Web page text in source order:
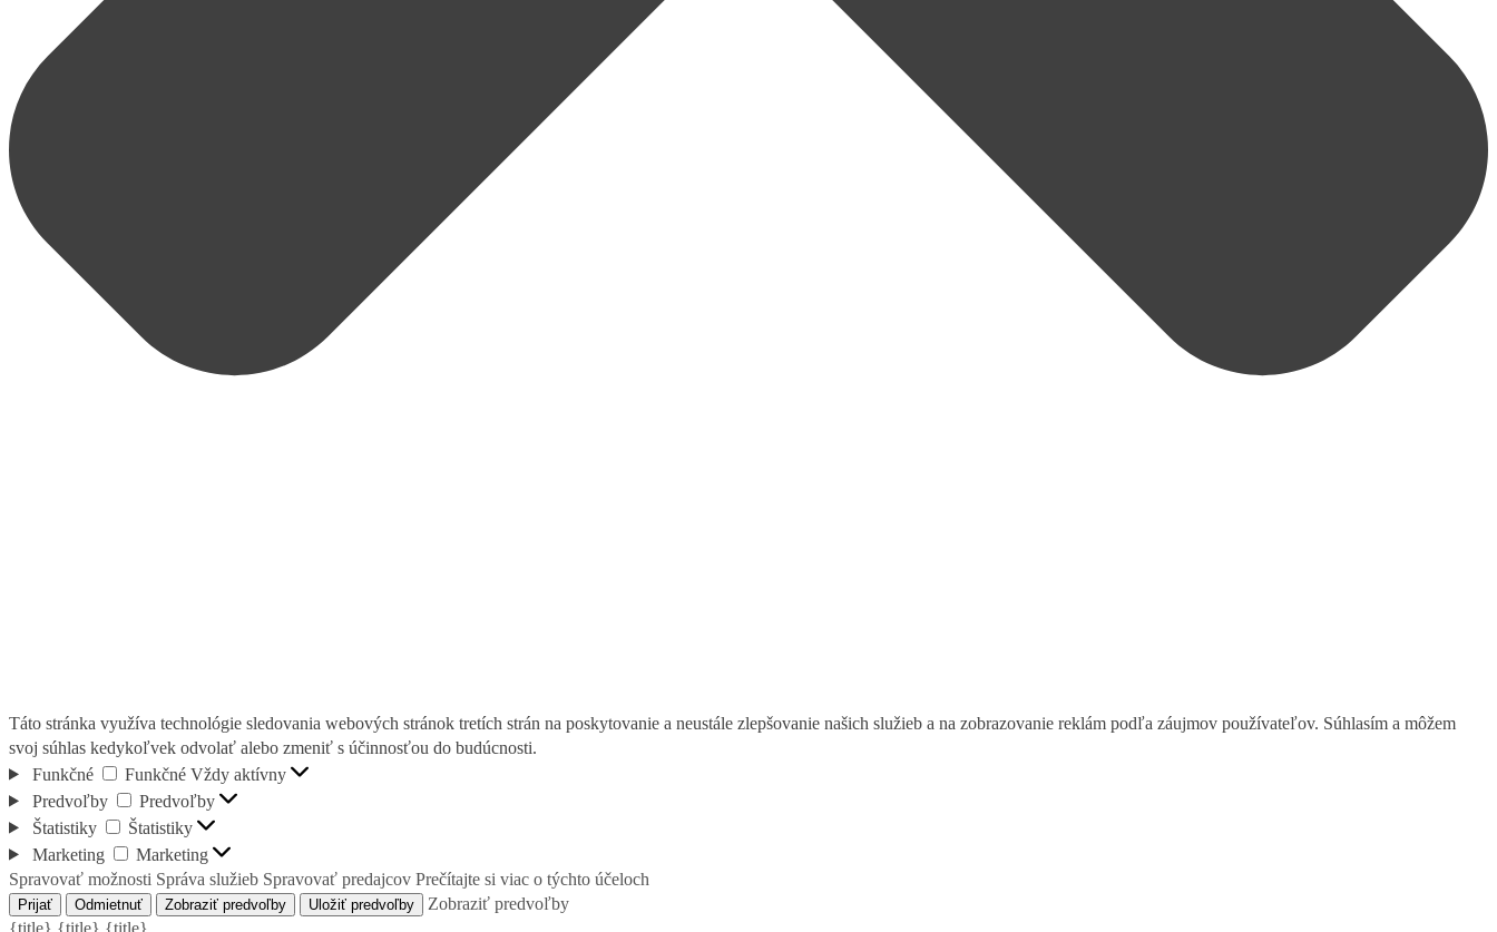
Táto stránka využíva technológie sledovania webových stránok tretích strán na poskytovanie a neustále zlepšovanie našich služieb a na zobrazovanie reklám podľa záujmov používateľov. Súhlasím a môžem
svoj súhlas kedykoľvek odvolať alebo zmeniť s účinnosťou do budúcnosti.
Funkčné
Funkčné Vždy aktívny
Predvoľby
Predvoľby
Štatistiky
Štatistiky
Marketing
Marketing
Spravovať možnosti Správa služieb Spravovať predajcov Prečítajte si viac o týchto účeloch
Prijať Odmietnuť Zobraziť predvoľby Uložiť predvoľby
Zobraziť predvoľby
{title} {title} {title}